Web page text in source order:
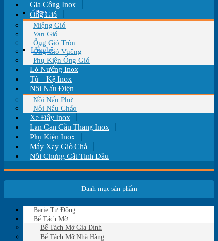
Tin tức
Liên hệ
Gia Công Inox
Ống Gió
Miệng Gió
Van Gió
Ống Gió Tròn
Ống Gió Vuông
Phụ Kiện Ống Gió
Lò Nướng Inox
Tủ – Kệ Inox
Nồi Nấu Điện
Nồi Nấu Phở
Nồi Nấu Cháo
Xe Đẩy Inox
Lan Can Cầu Thang Inox
Phụ Kiện Inox
Máy Xay Giò Chả
Nồi Chưng Cất Tinh Dầu
Danh mục sản phẩm
Barie Tự Động
Bể Tách Mỡ
Bể Tách Mỡ Gia Đình
Bể Tách Mỡ Nhà Hàng